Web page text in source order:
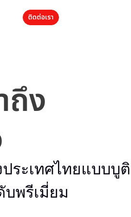
ติดต่อเรา
ถึง
ระเทศไทยแบบบู
พรีเมี่ยม